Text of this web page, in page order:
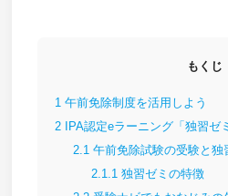
もくじ
1 午前免除制度を活用しよう
2 IPA認定eラーニング「独習ゼ
2.1 午前免除試験の受験と独
2.1.1 独習ゼミの特徴